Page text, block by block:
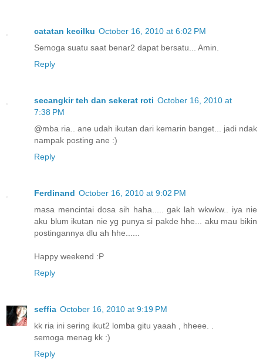
catatan kecilku October 16, 2010 at 6:02 PM
Semoga suatu saat benar2 dapat bersatu... Amin.
Reply
secangkir teh dan sekerat roti October 16, 2010 at
7:38 PM
@mba ria.. ane udah ikutan dari kemarin banget... jadi ndak
nampak posting ane :)
Reply
Ferdinand October 16, 2010 at 9:02 PM
masa mencintai dosa sih haha..... gak lah wkwkw.. iya nie
aku blum ikutan nie yg punya si pakde hhe... aku mau bikin
postingannya dlu ah hhe......
Happy weekend :P
Reply
seffia October 16, 2010 at 9:19 PM
kk ria ini sering ikut2 lomba gitu yaaah , hheee. .
semoga menag kk :)
Reply